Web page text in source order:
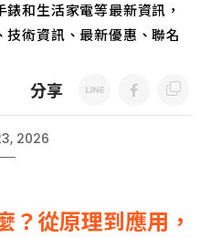
和生活家電等最新資訊，
術資訊、最新優惠、聯名
分享
2026
？從原理到應用，